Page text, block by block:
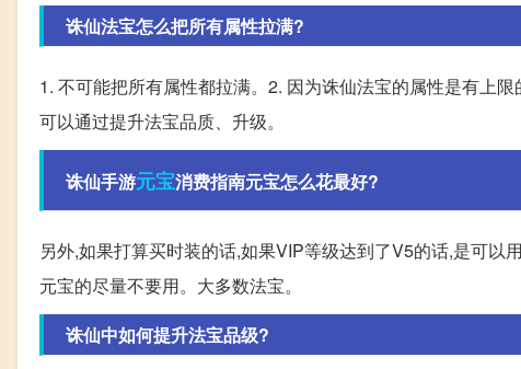
诛仙法宝怎么把所有属性拉满?
1. 不可能把所有属性都拉满。2. 因为诛仙法宝的属性是有上
可以通过提升法宝品质、升级。
诛仙手游元宝消费指南元宝怎么花最好?
另外,如果打算买时装的话,如果VIP等级达到了V5的话,是可
元宝的尽量不要用。大多数法宝。
诛仙中如何提升法宝品级?